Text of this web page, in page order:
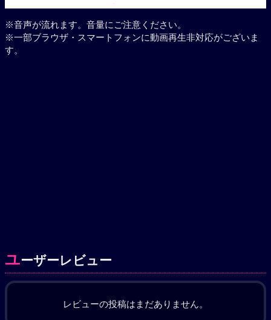
※音声が流れます。音量にご注意ください。
※一部ブラウザ・スマートフォンに動画再生非対応がございま
す。
ユーザーレビュー
レビューの投稿はまだありません。